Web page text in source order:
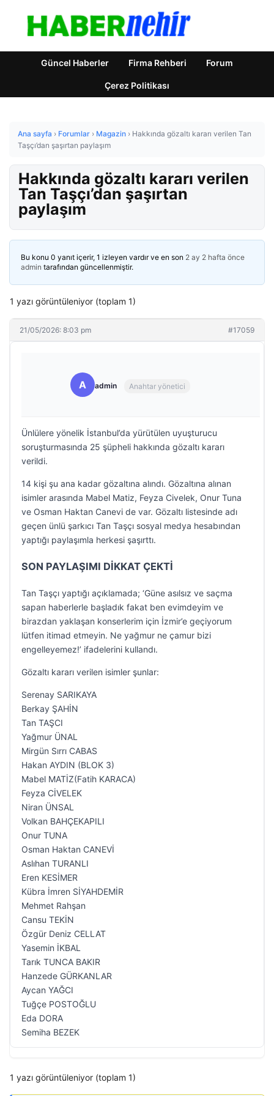
Güncel Haberler Firma Rehberi Forum
Çerez Politikası
Ana sayfa › Forumlar › Magazin › Hakkında gözaltı kararı verilen Tan
Taşçı’dan şaşırtan paylaşım
Hakkında gözaltı kararı verilen
Tan Taşçı’dan şaşırtan
paylaşım
Bu konu 0 yanıt içerir, 1 izleyen vardır ve en son 2 ay 2 hafta önce
admin tarafından güncellenmiştir.
1 yazı görüntüleniyor (toplam 1)
21/05/2026: 8:03 pm #17059
A admin Anahtar yönetici
Ünlülere yönelik İstanbul’da yürütülen uyuşturucu
soruşturmasında 25 şüpheli hakkında gözaltı kararı
verildi.
14 kişi şu ana kadar gözaltına alındı. Gözaltına alınan
isimler arasında Mabel Matiz, Feyza Civelek, Onur Tuna
ve Osman Haktan Canevi de var. Gözaltı listesinde adı
geçen ünlü şarkıcı Tan Taşçı sosyal medya hesabından
yaptığı paylaşımla herkesi şaşırttı.
SON PAYLAŞIMI DİKKAT ÇEKTİ
Tan Taşçı yaptığı açıklamada; ‘Güne asılsız ve saçma
sapan haberlerle başladık fakat ben evimdeyim ve
birazdan yaklaşan konserlerim için İzmir’e geçiyorum
lütfen itimad etmeyin. Ne yağmur ne çamur bizi
engelleyemez!’ ifadelerini kullandı.
Gözaltı kararı verilen isimler şunlar:
Serenay SARIKAYA
Berkay ŞAHİN
Tan TAŞCI
Yağmur ÜNAL
Mirgün Sırrı CABAS
Hakan AYDIN (BLOK 3)
Mabel MATİZ(Fatih KARACA)
Feyza CİVELEK
Niran ÜNSAL
Volkan BAHÇEKAPILI
Onur TUNA
Osman Haktan CANEVİ
Aslıhan TURANLI
Eren KESİMER
Kübra İmren SİYAHDEMİR
Mehmet Rahşan
Cansu TEKİN
Özgür Deniz CELLAT
Yasemin İKBAL
Tarık TUNCA BAKIR
Hanzede GÜRKANLAR
Aycan YAĞCI
Tuğçe POSTOĞLU
Eda DORA
Semiha BEZEK
1 yazı görüntüleniyor (toplam 1)